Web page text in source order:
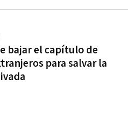
bajar el capítulo de
para salvar la